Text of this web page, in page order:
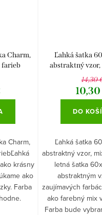
Charm,
farieb
Charm,
krásny
ako
Farba
Ľahká šatka
abstraktný
14,30
DO
Ľahká šatka
abstraktný vzor,
letná šatka
abstraktným
zaujímavých
ako farebný mix
Farba bude